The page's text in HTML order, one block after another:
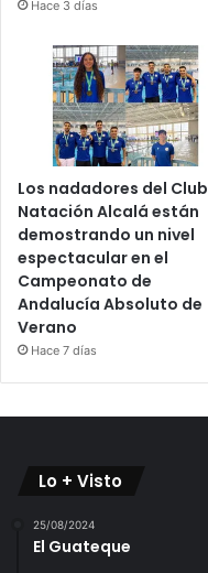
Hace 3 días
Los nadadores del Club
Natación Alcalá están
demostrando un nivel
espectacular en el
Campeonato de
Andalucía Absoluto de
Verano
Hace 7 días
Lo + Visto
25/08/2024
El Guateque